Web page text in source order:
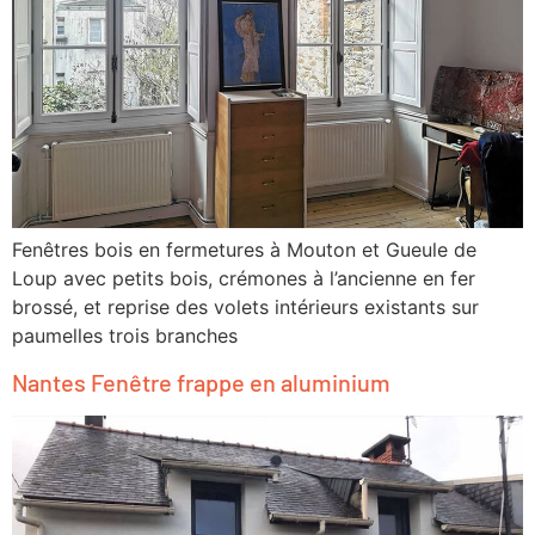
Fenêtres bois en fermetures à Mouton et Gueule de
Loup avec petits bois, crémones à l’ancienne en fer
brossé, et reprise des volets intérieurs existants sur
paumelles trois branches
Nantes Fenêtre frappe en aluminium